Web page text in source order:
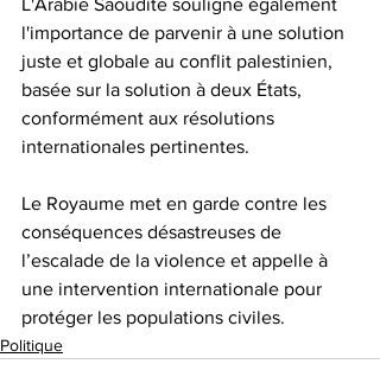
L'Arabie Saoudite souligne également
l'importance de parvenir à une solution
juste et globale au conflit palestinien,
basée sur la solution à deux États,
conformément aux résolutions
internationales pertinentes.
Le Royaume met en garde contre les
conséquences désastreuses de
l’escalade de la violence et appelle à
une intervention internationale pour
protéger les populations civiles.
Politique